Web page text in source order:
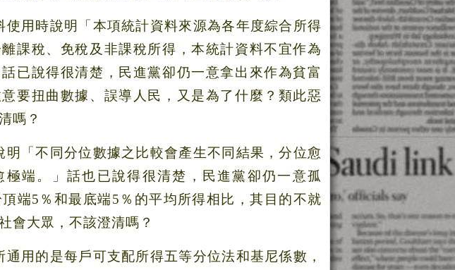
使用時說明「本項統計資料來源為各年度綜合所得
課稅、免稅及非課稅所得，本統計資料不宜作為
已說得很清楚，民進黨卻仍一意拿出來作為貧富
要扭曲數據、誤導人民，又是為了什麼？類此惡
嗎？
明「不同分位數據之比較會產生不同結果，分位愈
極端。」話也已說得很清楚，民進黨卻仍一意孤
端5 ％和最底端5 ％的平均所得相比，其目的不就
會大眾，不該澄清嗎？
用的是每戶可支配所得五等分位法和基尼係數，